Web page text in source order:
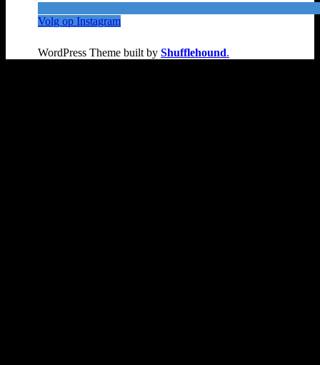
Volg op Instagram
WordPress Theme built by Shufflehound.